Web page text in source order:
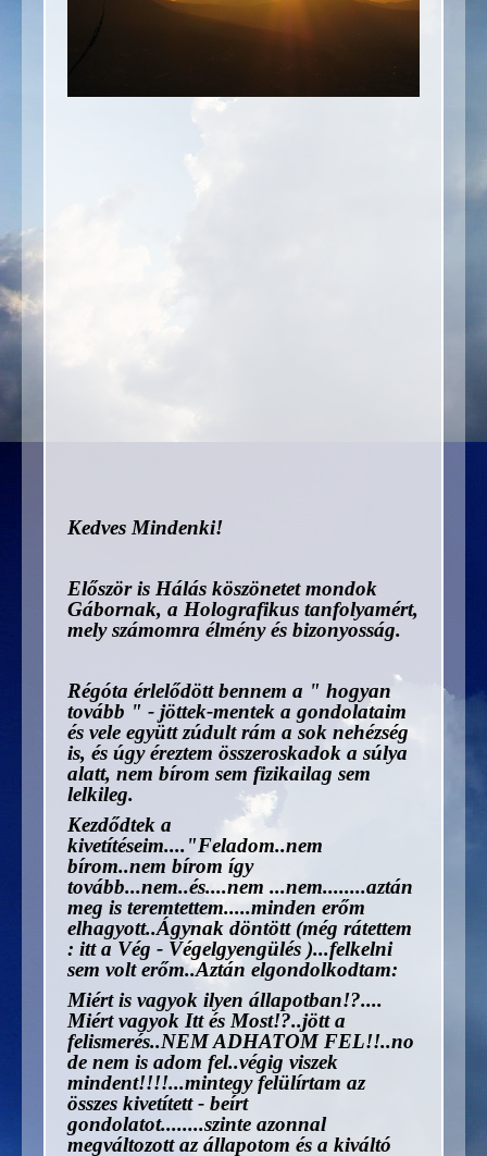
Kedves Mindenki!
Először is Hálás köszönetet mondok
Gábornak, a Holografikus tanfolyamért,
mely számomra élmény és bizonyosság.
Régóta érlelődött bennem a " hogyan
tovább " - jöttek-mentek a gondolataim
és vele együtt zúdult rám a sok nehézség
is, és úgy éreztem összeroskadok a súlya
alatt, nem bírom sem fizikailag sem
lelkileg.
Kezdődtek a
kivetítéseim...."Feladom..nem
bírom..nem bírom így
tovább...nem..és....nem ...nem........aztán
meg is teremtettem.....minden erőm
elhagyott..Ágynak döntött (még rátettem
: itt a Vég - Végelgyengülés )...felkelni
sem volt erőm..Aztán elgondolkodtam:
Miért is vagyok ilyen állapotban!?....
Miért vagyok Itt és Most!?..jött a
felismerés..NEM ADHATOM FEL!!..no
de nem is adom fel..végig viszek
mindent!!!!...mintegy felülírtam az
összes kivetített - beírt
gondolatot........szinte azonnal
megváltozott az állapotom és a kiváltó